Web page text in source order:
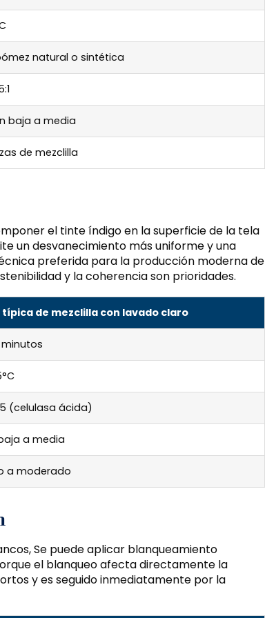
natural o sintética
baja a media
de mezclilla
el tinte índigo en la superficie de la tela
un desvanecimiento más uniforme y una
preferida para la producción moderna de
y la coherencia son prioridades.
típica de mezclilla con lavado claro
(celulasa ácida)
a media
a moderado
Se puede aplicar blanqueamiento
el blanqueo afecta directamente la
y es seguido inmediatamente por la